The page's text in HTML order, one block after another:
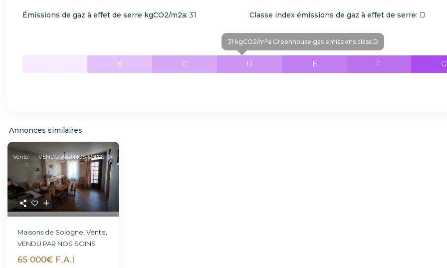
Émissions de gaz à effet de serre kgCO2/m2a: 31 Classe index émissions de gaz à effet de serre: D
B C
31 kgCO2/m²a Greenhouse gas emissions class D
D E F G
Annonces similaires
Vente VENDU PAR NOS SOINS
Maisons de Sologne Vente
VENDU PAR NOS SOINS
65 000€ F.A.I